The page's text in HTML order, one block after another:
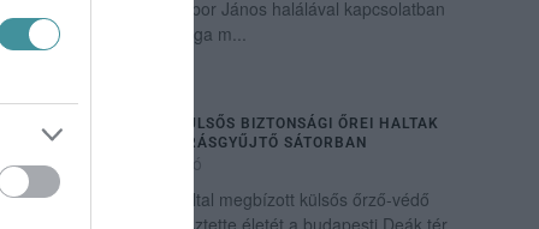
nyilatkozta a Blikknek Kóbor János halálával kapcsolatban
Trunkos András, az Omega m...
GATTYÁN PÁRTJÁNAK KÜLSŐS BIZTONSÁGI ŐREI HALTAK
MEG A BUDAPESTI ALÁÍRÁSGYŰJTŐ SÁTORBAN
2022. február 16
Riasztó
A Megoldás Mozgalom által megbízott külsős őrző-védő
cég két alkalmazottja vesztette életét a budapesti Deák tér